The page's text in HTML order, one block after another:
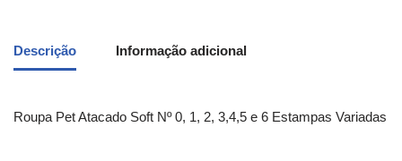
Descrição Informação adicional
Roupa Pet Atacado Soft Nº 0, 1, 2, 3,4,5 e 6 Estampas Variadas